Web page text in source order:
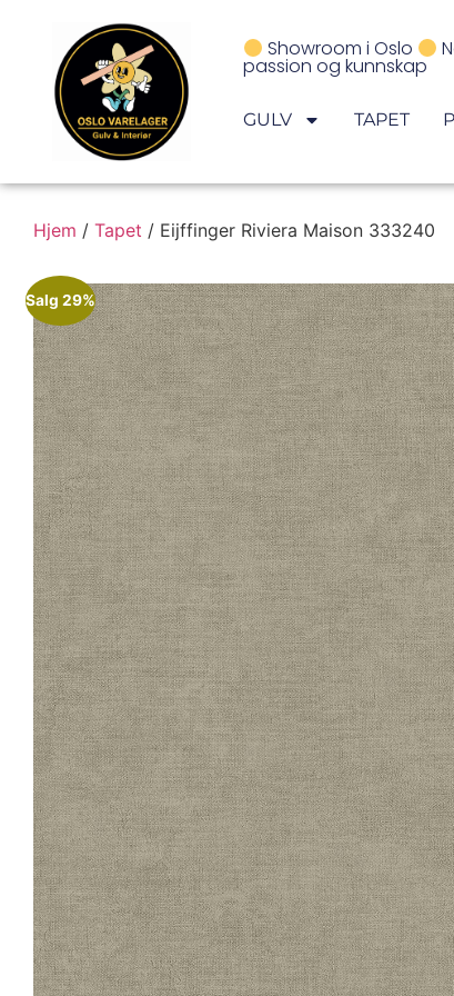
Showroom i Oslo
passion og kunnskap
GULV TAPET
Hjem / Tapet / Eijffinger Riviera Maison 333240
Salg 29%